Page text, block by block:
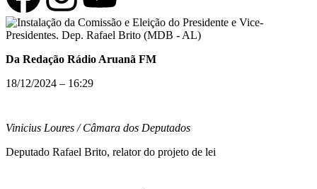
Da Redação Rádio Aruanã FM
18/12/2024 – 16:29
Vinicius Loures / Câmara dos Deputados
Deputado Rafael Brito, relator do projeto de lei